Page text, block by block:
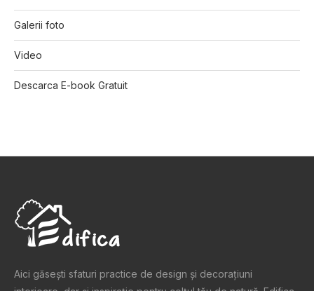
Galerii foto
Video
Descarca E-book Gratuit
Aici găsești sfaturi practice de design şi decoraţiuni